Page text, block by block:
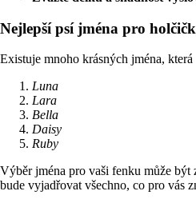
Nejlepší psí jména pro
Existuje mnoho krásných jména,
Luna
Lara
Bella
Daisy
Ruby
Výběr jména pro vaši fenku může být
bude vyjadřovat všechno, co pro vás